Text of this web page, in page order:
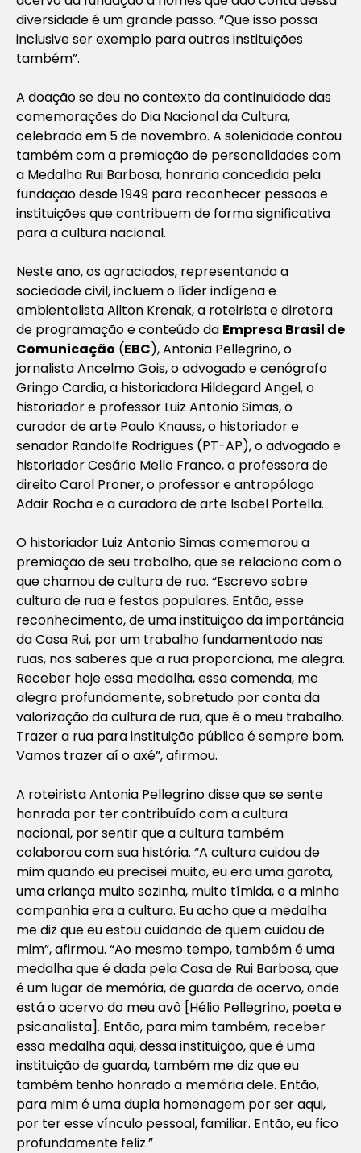
diversidade é um grande passo. “Que isso possa
inclusive ser exemplo para outras instituições
também”.
A doação se deu no contexto da continuidade das
comemorações do Dia Nacional da Cultura,
celebrado em 5 de novembro. A solenidade contou
também com a premiação de personalidades com
a Medalha Rui Barbosa, honraria concedida pela
fundação desde 1949 para reconhecer pessoas e
instituições que contribuem de forma significativa
para a cultura nacional.
Neste ano, os agraciados, representando a
sociedade civil, incluem o líder indígena e
ambientalista Ailton Krenak, a roteirista e diretora
de programação e conteúdo da Empresa Brasil de
Comunicação (EBC), Antonia Pellegrino, o
jornalista Ancelmo Gois, o advogado e cenógrafo
Gringo Cardia, a historiadora Hildegard Angel, o
historiador e professor Luiz Antonio Simas, o
curador de arte Paulo Knauss, o historiador e
senador Randolfe Rodrigues (PT-AP), o advogado e
historiador Cesário Mello Franco, a professora de
direito Carol Proner, o professor e antropólogo
Adair Rocha e a curadora de arte Isabel Portella.
O historiador Luiz Antonio Simas comemorou a
premiação de seu trabalho, que se relaciona com o
que chamou de cultura de rua. “Escrevo sobre
cultura de rua e festas populares. Então, esse
reconhecimento, de uma instituição da importância
da Casa Rui, por um trabalho fundamentado nas
ruas, nos saberes que a rua proporciona, me alegra.
Receber hoje essa medalha, essa comenda, me
alegra profundamente, sobretudo por conta da
valorização da cultura de rua, que é o meu trabalho.
Trazer a rua para instituição pública é sempre bom.
Vamos trazer aí o axé”, afirmou.
A roteirista Antonia Pellegrino disse que se sente
honrada por ter contribuído com a cultura
nacional, por sentir que a cultura também
colaborou com sua história. “A cultura cuidou de
mim quando eu precisei muito, eu era uma garota,
uma criança muito sozinha, muito tímida, e a minha
companhia era a cultura. Eu acho que a medalha
me diz que eu estou cuidando de quem cuidou de
mim”, afirmou. “Ao mesmo tempo, também é uma
medalha que é dada pela Casa de Rui Barbosa, que
é um lugar de memória, de guarda de acervo, onde
está o acervo do meu avô [Hélio Pellegrino, poeta e
psicanalista]. Então, para mim também, receber
essa medalha aqui, dessa instituição, que é uma
instituição de guarda, também me diz que eu
também tenho honrado a memória dele. Então,
para mim é uma dupla homenagem por ser aqui,
por ter esse vínculo pessoal, familiar. Então, eu fico
profundamente feliz.”